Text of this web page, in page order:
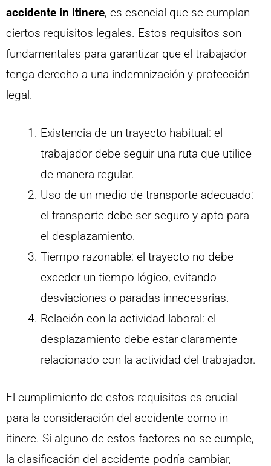
accidente in itinere, es esencial que se cumplan
ciertos requisitos legales. Estos requisitos son
fundamentales para garantizar que el trabajador
tenga derecho a una indemnización y protección
legal.
Existencia de un trayecto habitual: el
trabajador debe seguir una ruta que utilice
de manera regular.
Uso de un medio de transporte adecuado:
el transporte debe ser seguro y apto para
el desplazamiento.
Tiempo razonable: el trayecto no debe
exceder un tiempo lógico, evitando
desviaciones o paradas innecesarias.
Relación con la actividad laboral: el
desplazamiento debe estar claramente
relacionado con la actividad del trabajador.
El cumplimiento de estos requisitos es crucial
para la consideración del accidente como in
itinere. Si alguno de estos factores no se cumple,
la clasificación del accidente podría cambiar,